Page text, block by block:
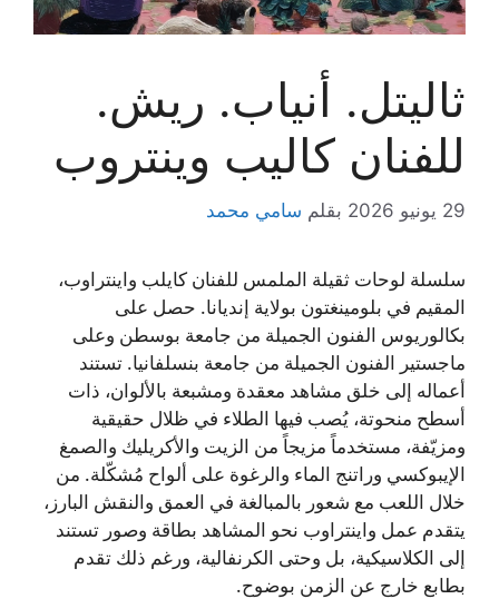
ثاليتل. أنياب. ريش.
للفنان كاليب وينتروب
29 يونيو 2026 بقلم سامي محمد
سلسلة لوحات ثقيلة الملمس للفنان كايلب واينتراوب،
المقيم في بلومينغتون بولاية إنديانا. حصل على
بكالوريوس الفنون الجميلة من جامعة بوسطن وعلى
ماجستير الفنون الجميلة من جامعة بنسلفانيا. تستند
أعماله إلى خلق مشاهد معقدة ومشبعة بالألوان، ذات
أسطح منحوتة، يُصب فيها الطلاء في ظلال حقيقية
ومزيّفة، مستخدماً مزيجاً من الزيت والأكريليك والصمغ
الإيبوكسي وراتنج الماء والرغوة على ألواح مُشكّلة. من
خلال اللعب مع شعور بالمبالغة في العمق والنقش البارز،
يتقدم عمل واينتراوب نحو المشاهد بطاقة وصور تستند
إلى الكلاسيكية، بل وحتى الكرنفالية، ورغم ذلك تقدم
بطابع خارج عن الزمن بوضوح.